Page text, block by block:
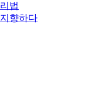
법
향하다